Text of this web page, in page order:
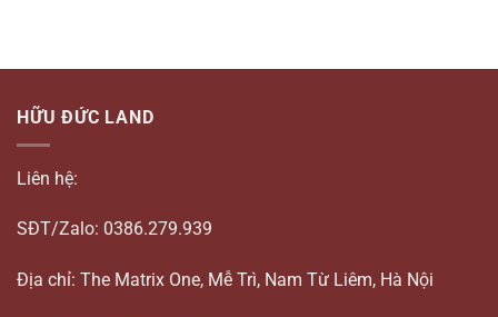
HỮU ĐỨC LAND
Liên hệ:
SĐT/Zalo: 0386.279.939
Địa chỉ: The Matrix One, Mễ Trì, Nam Từ Liêm, Hà Nội